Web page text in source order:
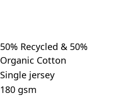
50% Recycled & 50%
Organic Cotton
Single jersey
180 gsm